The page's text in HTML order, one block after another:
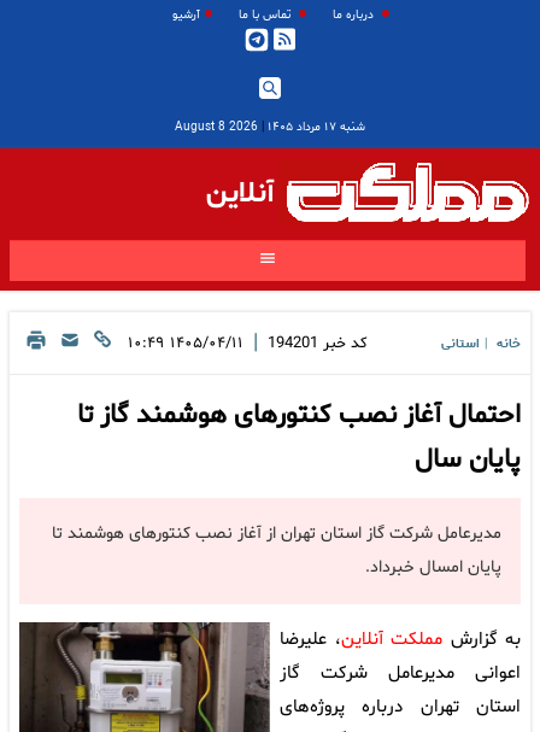
درباره ما تماس با ما آرشیو
شنبه ۱۷ مرداد ۱۴۰۵ |
2026 August 8
آنلاین
خانه استانی کد خبر 194201
| ۱۴۰۵/۰۴/۱۱ ۱۰:۴۹
احتمال آغاز نصب کنتور‌های هوشمند گاز تا
پایان سال
مدیرعامل شرکت گاز استان تهران از آغاز نصب کنتور‌های هوشمند تا
پایان امسال خبرداد.
به گزارش مملکت آنلاین، علیرضا
اعوانی مدیرعامل شرکت گاز
استان تهران درباره پروژه‌های